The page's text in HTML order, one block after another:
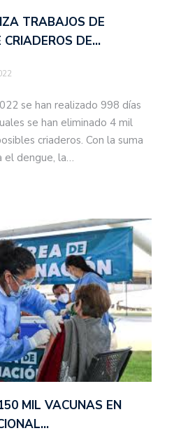
TRABAJOS DE
CRIADEROS DE…
se han realizado 998 días
se han eliminado 4 mil
criaderos. Con la suma
el dengue, la…
MIL VACUNAS EN